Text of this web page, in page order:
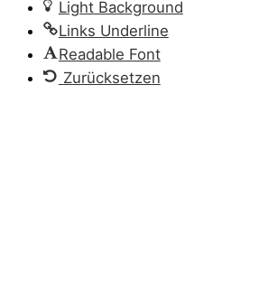
Light Background
Links Underline
Readable Font
Zurücksetzen